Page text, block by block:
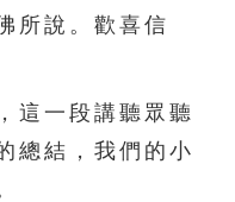
所說。歡喜信
一段講聽眾聽
總結，我們的小